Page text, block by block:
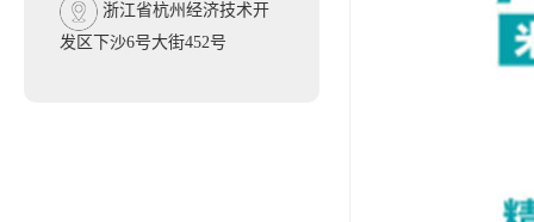
浙江省杭州经济技术开
发区下沙6号大街452号